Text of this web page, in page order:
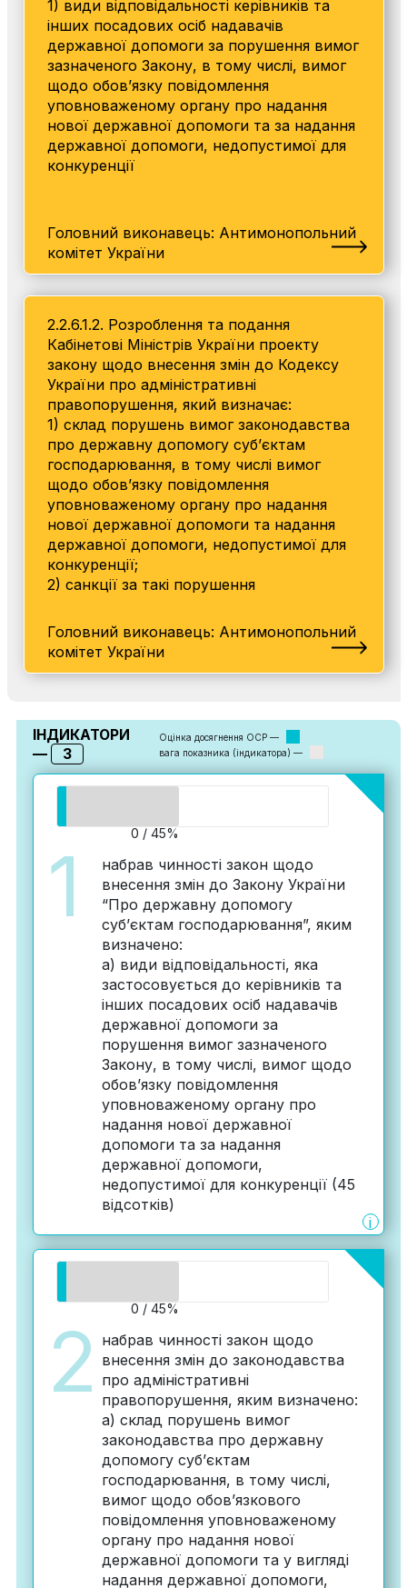
1) види відповідальності керівників та
інших посадових осіб надавачів
державної допомоги за порушення вимог
зазначеного Закону, в тому числі, вимог
щодо обов’язку повідомлення
уповноваженому органу про надання
нової державної допомоги та за надання
державної допомоги, недопустимої для
конкуренції
Головний виконавець: Антимонопольний
комітет України
2.2.6.1.2. Розроблення та подання
Кабінетові Міністрів України проекту
закону щодо внесення змін до Кодексу
України про адміністративні
правопорушення, який визначає:
1) склад порушень вимог законодавства
про державну допомогу суб’єктам
господарювання, в тому числі вимог
щодо обов’язку повідомлення
уповноваженому органу про надання
нової державної допомоги та надання
державної допомоги, недопустимої для
конкуренції;
2) санкції за такі порушення
Головний виконавець: Антимонопольний
комітет України
ІНДИКАТОРИ
—
3
Оцінка досягнення ОСР —
вага показника (індикатора) —
1
0 / 45%
набрав чинності закон щодо
внесення змін до Закону України
“Про державну допомогу
суб’єктам господарювання”, яким
визначено:
а) види відповідальності, яка
застосовується до керівників та
інших посадових осіб надавачів
державної допомоги за
порушення вимог зазначеного
Закону, в тому числі, вимог щодо
обов’язку повідомлення
уповноваженому органу про
надання нової державної
допомоги та за надання
державної допомоги,
недопустимої для конкуренції (45
відсотків)
i
2
0 / 45%
набрав чинності закон щодо
внесення змін до законодавства
про адміністративні
правопорушення, яким визначено:
а) склад порушень вимог
законодавства про державну
допомогу суб’єктам
господарювання, в тому числі,
вимог щодо обов’язкового
повідомлення уповноваженому
органу про надання нової
державної допомоги та у вигляді
надання державної допомоги,